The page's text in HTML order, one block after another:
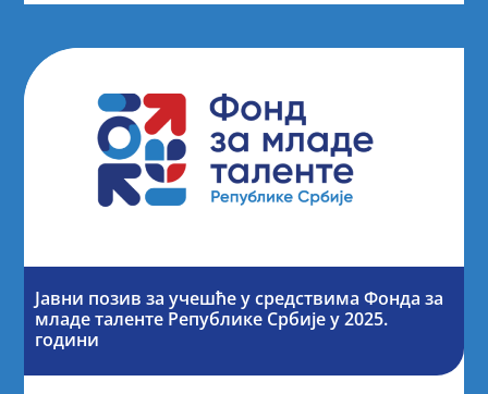
Јавни позив за учешће у средствима Фонда за
младе таленте Републике Србије у 2025.
години